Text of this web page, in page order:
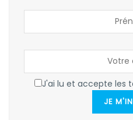
J'ai lu et accepte les
JE